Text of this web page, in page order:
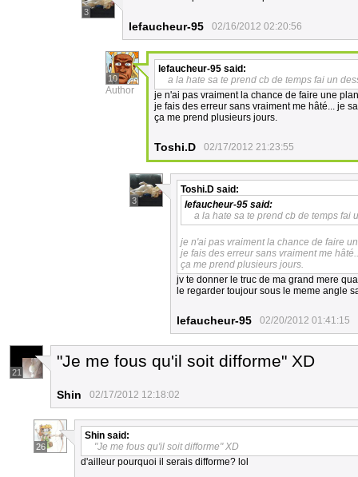
3
lefaucheur-95 02/16/2012 02:20:56
10
Author
lefaucheur-95 said:
a la hate sa te prend cb de temps fai un
je n'ai pas vraiment la chance de faire une
je fais des erreur sans vraiment me hâté... je
ça me prend plusieurs jours.
Toshi.D 02/17/2012 21:23:55
3
Toshi.D said:
lefaucheur-95 said:
a la hate sa te prend cb de temps fai
je n'ai pas vraiment la chance de faire
je fais des erreur sans vraiment me
ça me prend plusieurs jours.
jv te donner le truc de ma grand mere
le regarder toujour sous le meme angle
lefaucheur-95 02/20/2012 01:41:15
21
"Je me fous qu'il soit difforme" XD
Shin 02/17/2012 12:18:02
26
Shin said:
"Je me fous qu'il soit difforme" XD
d'ailleur pourquoi il serais difforme? lol